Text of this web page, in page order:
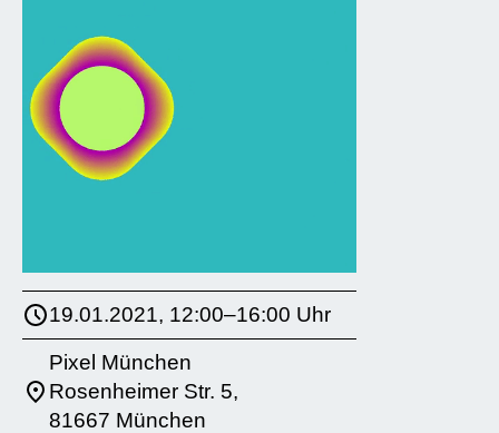
19.01.2021, 12:00–16:00 Uhr
Pixel München
Rosenheimer Str. 5,
81667 München